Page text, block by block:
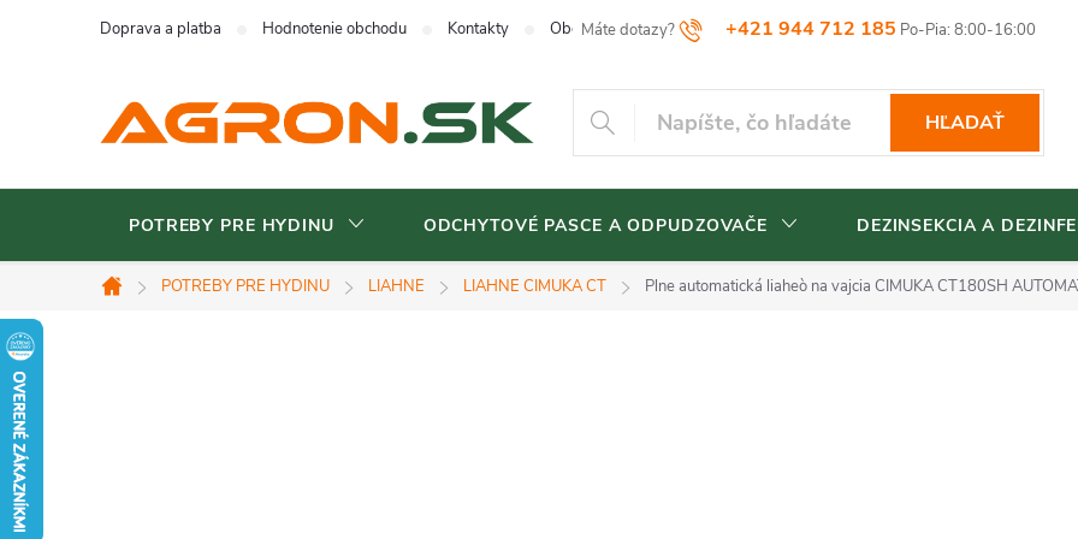
+421 944 712 185
Doprava a platba Hodnotenie obchodu Kontakty Obchodné podmienky Reklamačný poriadok Vrátenia tovaru
HĽADAŤ
POTREBY PRE HYDINU ODCHYTOVÉ PASCE A ODPUDZOVAČE DEZINSEKCIA A
Domov
POTREBY PRE HYDINU LIAHNE LIAHNE CIMUKA CT Plne automatická liaheò na vajcia CIMUKA CT180SH